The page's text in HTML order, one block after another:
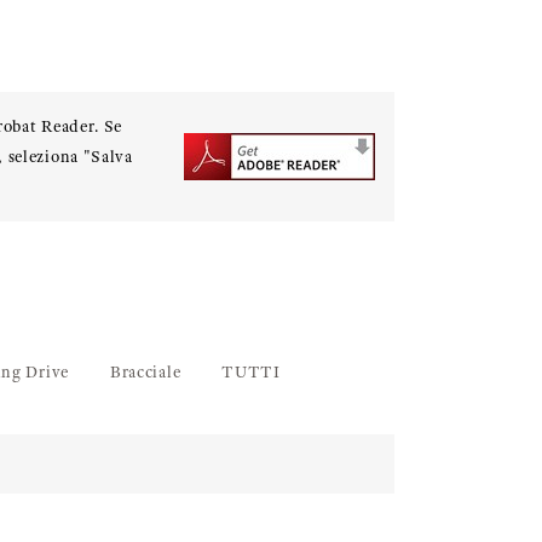
Reader. Se
"Salva
Drive Bracciale TUTTI